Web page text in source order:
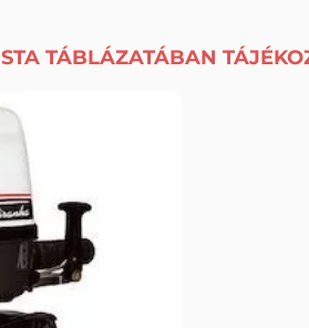
TÁBLÁZATÁBAN